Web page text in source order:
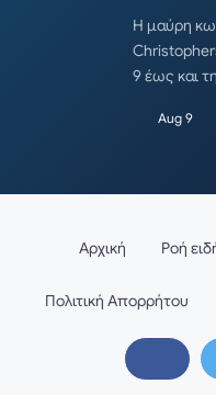
Η μαύρη
9 έως και
Aug 9
Αρχική Ροή
Πολιτική Απορρήτου